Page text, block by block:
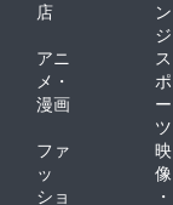
店
ン
ジ
アニ
メ・
漫画
ス
ポ
ー
ツ
ファ
ッ
ショ
映
像
・